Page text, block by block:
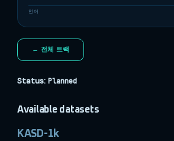
언어
← 전체 트랙
Status: Planned
Available datasets
KASD-1k